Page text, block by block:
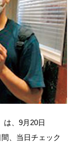
、9月20日
、当日チェック